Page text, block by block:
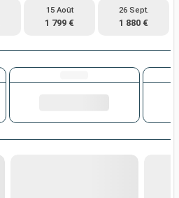
15 Août
1 799 €
26 Sept.
1 880 €